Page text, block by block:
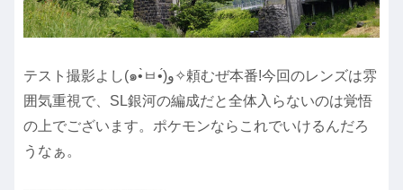
テスト撮影よし(๑•̀ㅂ•́)و✧頼むぜ本番!今回のレンズは雰
囲気重視で、SL銀河の編成だと全体入らないのは覚悟
の上でございます。ポケモンならこれでいけるんだろ
うなぁ。